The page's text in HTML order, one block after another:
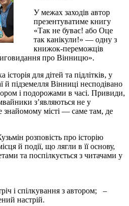
У межах заходів автор
презентуватиме книгу
«Так не буває! або Оце
так канікули!» — одну з
книжок-переможців
про Вінницю».
для дітей та підлітків, у
й підземелля Вінниці несподівано
і подорожами в часі. Привиди,
з’являються не у
знайомому місті — саме там, де
розповість про історію
й події, що лягли в її основу,
та поспілкується з читачами у
і спілкування з автором; –
настрій.